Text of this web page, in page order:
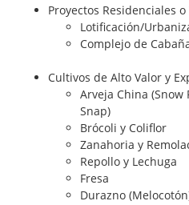
Proyectos Residenciales
Lotificación/
Complejo de
Cultivos de Alto Valor y
Arveja China (Snow
Snap)
Brócoli y Coliflor
Zanahoria y
Repollo y Lechuga
Fresa
Durazno